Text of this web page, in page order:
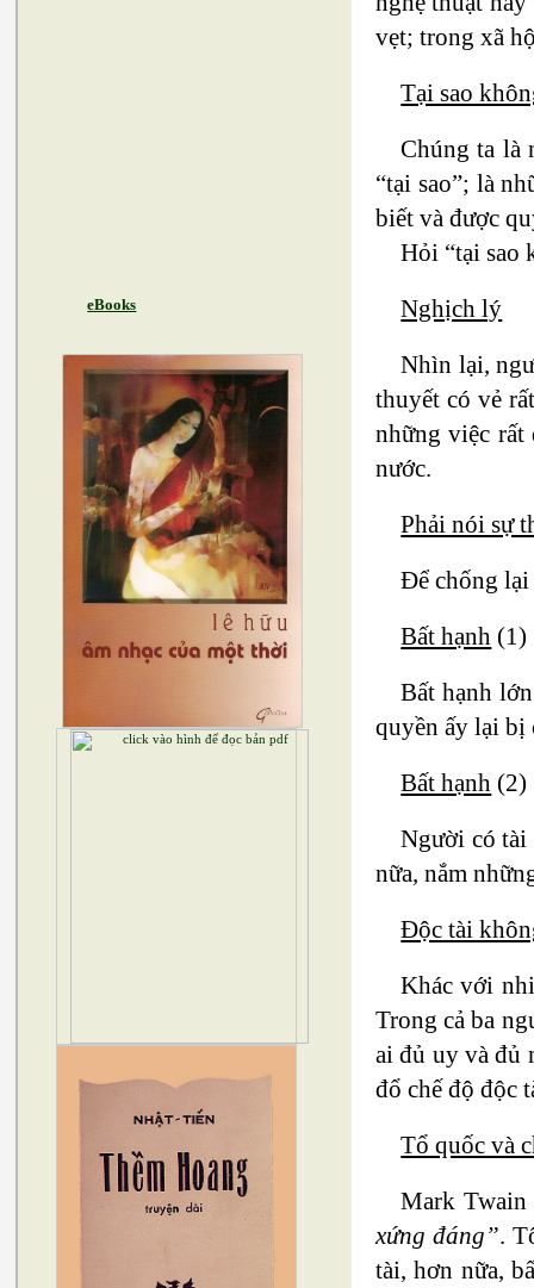
eBooks
vẹt; trong xã
Tại sao
Chúng ta là
“tại sao”; là
biết và được
Hỏi “tại sao
Nghịch lý
Nhìn lại,
thuyết có vẻ
những việc rất
nước.
Phải nói sự
Để chống lại
Bất hạnh (1)
Bất hạnh
quyền ấy lại bị
Bất hạnh (2)
Người có tài
nữa, nắm
Độc tài
Khác với
Trong cả ba
ai đủ uy và đủ
đổ chế độ độc
Tổ quốc và
Mark Twain
xứng đáng”.
tài, hơn nữa,